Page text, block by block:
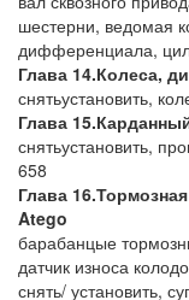
шестерни, ведомая
дифференциала,
Глава 14.Колеса,
снятьустановить,
Глава
снятьустановить,
658
Глава
Atego
барабанцые
датчик износа
снять/ установить,